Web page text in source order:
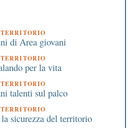
TERRITORIO
di Area giovani
TERRITORIO
per la vita
TERRITORIO
talenti sul palco
TERRITORIO
sicurezza del territorio